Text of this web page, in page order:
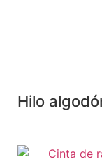
Hilo